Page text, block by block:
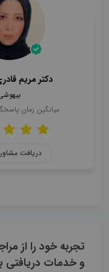
دکتر مریم
میانگین زمان
دریافت
تجربه خود را از
و خدمات دریافتی